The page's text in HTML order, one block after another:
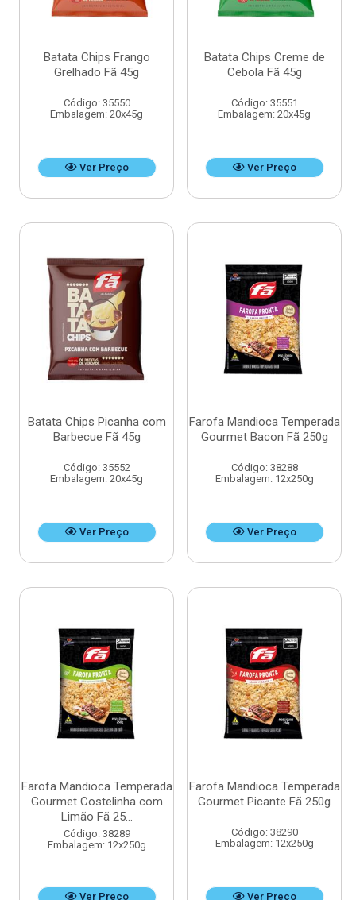
Batata Chips Frango
Grelhado Fã 45g
Código: 35550
Embalagem: 20x45g
Ver Preço
Batata Chips Creme de
Cebola Fã 45g
Código: 35551
Embalagem: 20x45g
Ver Preço
Batata Chips Picanha com
Barbecue Fã 45g
Código: 35552
Embalagem: 20x45g
Ver Preço
Farofa Mandioca Temperada
Gourmet Bacon Fã 250g
Código: 38288
Embalagem: 12x250g
Ver Preço
Farofa Mandioca Temperada
Gourmet Costelinha com
Limão Fã 25...
Código: 38289
Embalagem: 12x250g
Ver Preço
Farofa Mandioca Temperada
Gourmet Picante Fã 250g
Código: 38290
Embalagem: 12x250g
Ver Preço